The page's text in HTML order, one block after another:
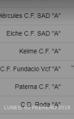
LUNES, 05 FEBRERO 2018